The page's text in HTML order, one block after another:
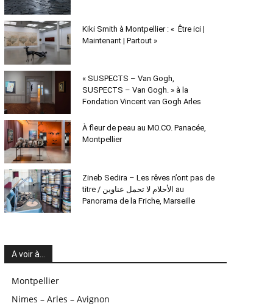
Kiki Smith à Montpellier : « Être ici |
Maintenant | Partout »
« SUSPECTS – Van Gogh,
SUSPECTS – Van Gogh. » à la
Fondation Vincent van Gogh Arles
À fleur de peau au MO.CO. Panacée,
Montpellier
Zineb Sedira – Les rêves n’ont pas de
titre / الأحلام لا تحمل عناوين au
Panorama de la Friche, Marseille
A voir à…
Montpellier
Nimes – Arles – Avignon